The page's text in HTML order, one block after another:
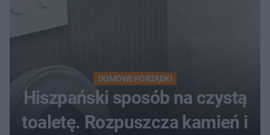
DOMOWE PORZĄDKI
Hiszpański sposób na czystą
toaletę. Rozpuszcza kamień i